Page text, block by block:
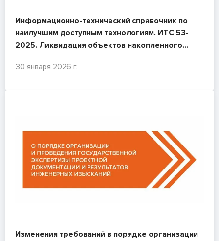
Информационно-технический справочник по
наилучшим доступным технологиям. ИТС 53-
2025. Ликвидация объектов накопленного
30 января 2026 г.
Изменения требований в порядке организации